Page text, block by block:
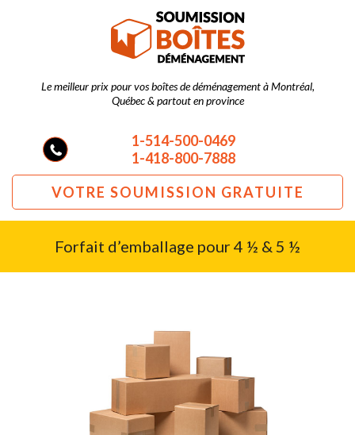
Le meilleur prix pour vos boîtes de déménagement à Montréal,
Québec & partout en province
1-514-500-0469
1-418-800-7888
VOTRE SOUMISSION GRATUITE
Forfait d’emballage pour 4 ½ & 5 ½